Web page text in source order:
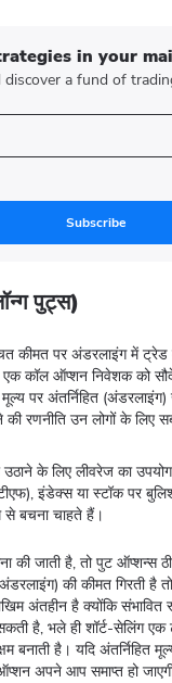
in your
discover a fund of
Subscribe
पुट्स)
कीमत पर अंडरलाइंग में ट्रेड
कॉल ऑप्शन निवेशक को
मूल्य पर अंतर्निहित
रणनीति उन लोगों के लिए
के लिए लीवरेज का
इंडेक्स या स्टॉक पर
से बचना चाहते हैं।
की जाती है, तो पुट ऑप्शन्स
की कीमत गिरती है
अंतहीन है क्योंकि संभावित
है, भले ही शॉर्ट-सेलिंग एक
बनाती है। यदि अंतर्निहित
अपने आप समाप्त हो